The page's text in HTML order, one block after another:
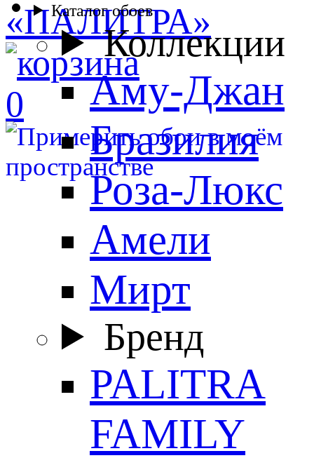
0
Каталог обоев
Коллекции
Аму-Джан
Бразилия
Роза-Люкс
Амели
Мирт
Бренд
PALITRA
FAMILY